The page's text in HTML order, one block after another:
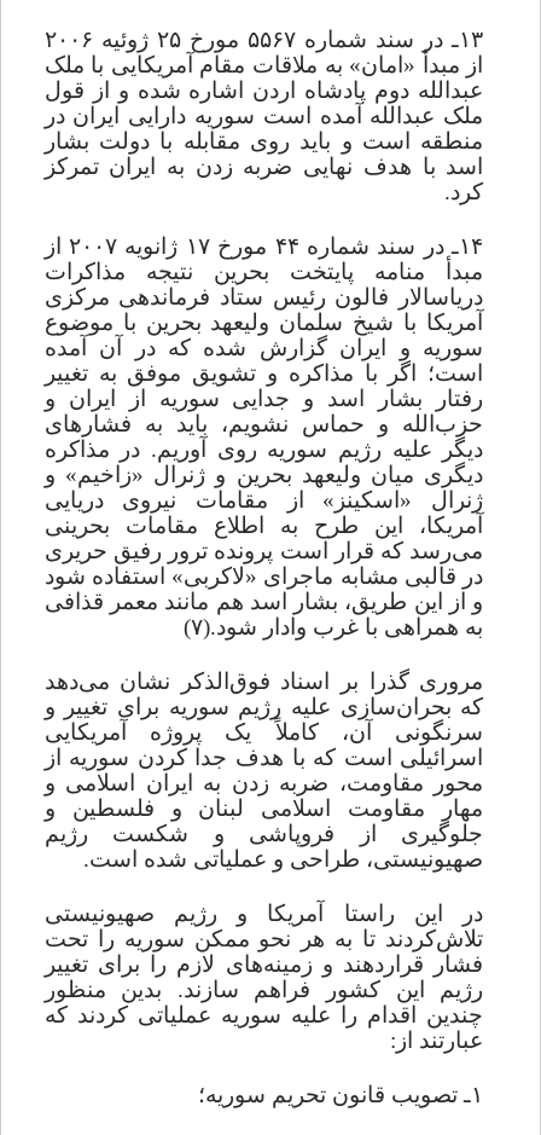
۱۳ـ در سند شماره ۵۵۶۷ مورخ ۲۵ ژوئیه ۲۰۰۶
از مبدأ «امان» به ملاقات مقام آمریکایی با ملک
عبدالله دوم پادشاه اردن اشاره شده و از قول
ملک عبدالله آمده است سوریه دارایی ایران در
منطقه است و باید روی مقابله با دولت بشار
اسد با هدف نهایی ضربه زدن به ایران تمرکز
کرد.
۱۴ـ در سند شماره ۴۴ مورخ ۱۷ ژانویه ۲۰۰۷ از
مبدأ منامه پایتخت بحرین نتیجه مذاکرات
دریاسالار فالون رئیس ستاد فرماندهی مرکزی
آمریکا با شیخ سلمان ولیعهد بحرین با موضوع
سوریه و ایران گزارش شده که در آن آمده
است؛ اگر با مذاکره و تشویق موفق به تغییر
رفتار بشار اسد و جدایی سوریه از ایران و
حزب‌الله و حماس نشویم، باید به فشارهای
دیگر علیه رژیم سوریه روی آوریم. در مذاکره
دیگری میان‌ ولیعهد بحرین و ژنرال «زاخیم» و
ژنرال «اسکینز» از مقامات نیروی دریایی
آمریکا، این طرح به اطلاع مقامات بحرینی
میرسد که قرار است پرونده ترور رفیق حریری
در قالبی مشابه ماجرای «لاکربی» استفاده شود
و از این طریق، بشار اسد هم مانند معمر قذافی
به همراهی با غرب وادار‌ شود.(۷)
مروری گذرا بر اسناد فوق‌الذکر نشان میدهد
که بحران‌سازی علیه رژیم سوریه برای تغییر و
سرنگونی آن، کاملاً یک پروژه آمریکایی
اسرائیلی است که با هدف جدا کردن سوریه از
محور مقاومت، ضربه زدن به ایران اسلامی و
مهار مقاومت اسلامی لبنان و فلسطین و
جلوگیری از فروپاشی و شکست رژیم
صهیونیستی، طراحی و عملیاتی شده است.
در این راستا آمریکا و رژیم صهیونیستی
تلاش‌کردند تا به هر نحو ممکن سوریه را تحت
فشار قراردهند و زمینههای لازم را برای تغییر
رژیم این کشور فراهم سازند. بدین منظور
چندین اقدام را علیه سوریه عملیاتی کردند که
عبارتند از:
۱ـ تصویب قانون تحریم سوریه؛